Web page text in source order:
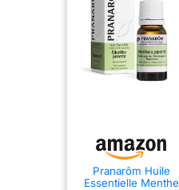
Pranarôm Huile
Essentielle Menthe